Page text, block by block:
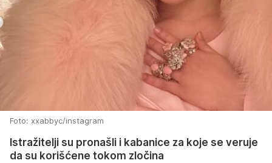
Foto: xxabbyc/instagram
Istražitelji su pronašli i kabanice za koje se veruje
da su korišćene tokom zločina